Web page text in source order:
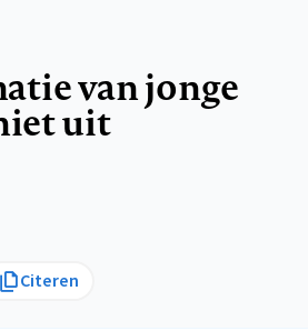
van jonge
uit
Citeren